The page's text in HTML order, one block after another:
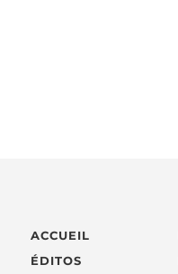
ACCUEIL
ÉDITOS